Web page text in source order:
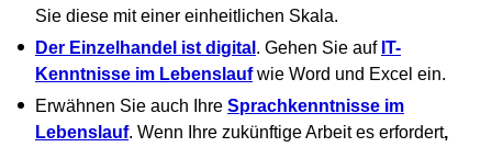
Sie diese mit einer einheitlichen Skala.
Der Einzelhandel ist digital . Gehen Sie auf IT-
Kenntnisse im Lebenslauf wie Word und Excel ein.
Erwähnen Sie auch Ihre Sprachkenntnisse im
Lebenslauf. Wenn Ihre zukünftige Arbeit es erfordert,